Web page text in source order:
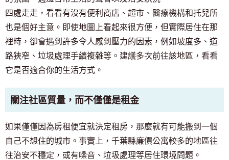
四處走走，看看有沒有便利商店、超市、醫療機構和托兒所
也是個好主意。即使地圖上看起來很方便，但實際居住在那
裡時，卻會遇到許多令人感到壓力的因素，例如坡度多、道
路狹窄、垃圾處理手續複雜等。建議多次前往該地區，看看
它是否適合你的生活方式。
關注社區質量，而不僅僅是租金
如果僅僅因為房租便宜就決定租房，那麼就有可能搬到一個
自己不想住的城市。事實上，千葉縣廉價公寓較多的地區往
往治安不穩定，或有噪音、垃圾處理等居住環境問題。